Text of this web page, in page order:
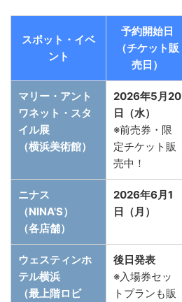
スポット・イベ
ント
予約開始日
（チケット販
売日）
マリー・アント
ワネット・スタ
イル展
（横浜美術館）
2026年5月20
日（水）
※前売券・限
定チケット販
売中！
ニナス
（NINA'S）
（各店舗）
2026年6月1
日（月）
ウェスティンホ
テル横浜
（最上階ロビ
後日発表
※入場券セッ
トプランも販